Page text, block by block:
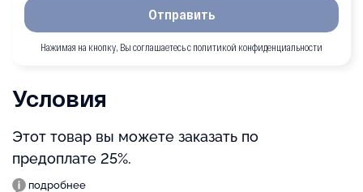
Отправить
Нажимая на кнопку, Вы соглашаетесь с политикой конфиденциальности
Условия
Этот товар вы можете заказать по
предоплате 25%.
подробнее